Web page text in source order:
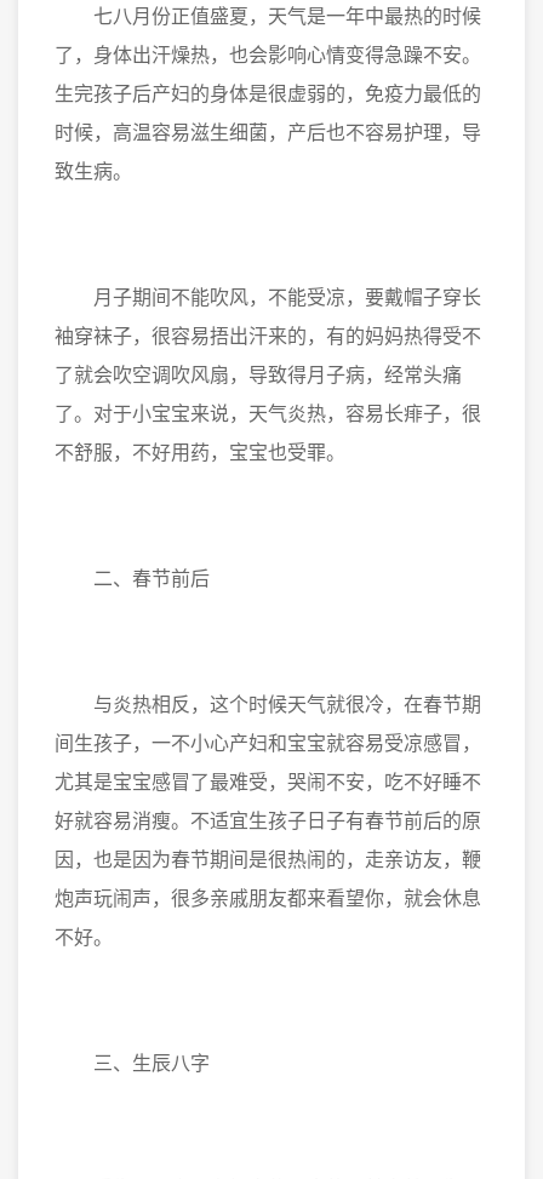
七八月份正值盛夏，天气是一年中最热的时候
了，身体出汗燥热，也会影响心情变得急躁不安。
生完孩子后产妇的身体是很虚弱的，免疫力最低的
时候，高温容易滋生细菌，产后也不容易护理，导
致生病。
月子期间不能吹风，不能受凉，要戴帽子穿长
袖穿袜子，很容易捂出汗来的，有的妈妈热得受不
了就会吹空调吹风扇，导致得月子病，经常头痛
了。对于小宝宝来说，天气炎热，容易长痱子，很
不舒服，不好用药，宝宝也受罪。
二、春节前后
与炎热相反，这个时候天气就很冷，在春节期
间生孩子，一不小心产妇和宝宝就容易受凉感冒，
尤其是宝宝感冒了最难受，哭闹不安，吃不好睡不
好就容易消瘦。不适宜生孩子日子有春节前后的原
因，也是因为春节期间是很热闹的，走亲访友，鞭
炮声玩闹声，很多亲戚朋友都来看望你，就会休息
不好。
三、生辰八字